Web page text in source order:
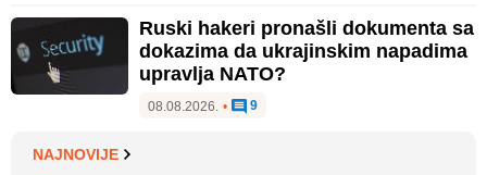
Ruski hakeri pronašli dokumenta sa
dokazima da ukrajinskim napadima
upravlja NATO?
08.08.2026. • 9
NAJNOVIJE